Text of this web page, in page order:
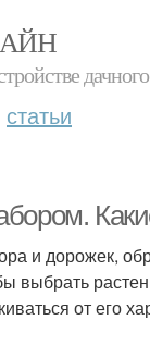
статьи
и дорожек,
выбрать
от его